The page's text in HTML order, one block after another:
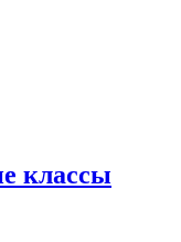
классы